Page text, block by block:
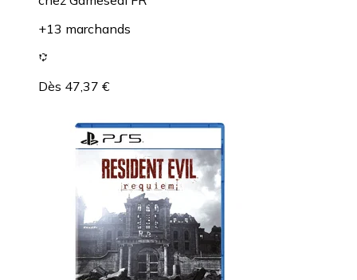
+13 marchands
Dès 47,37 €